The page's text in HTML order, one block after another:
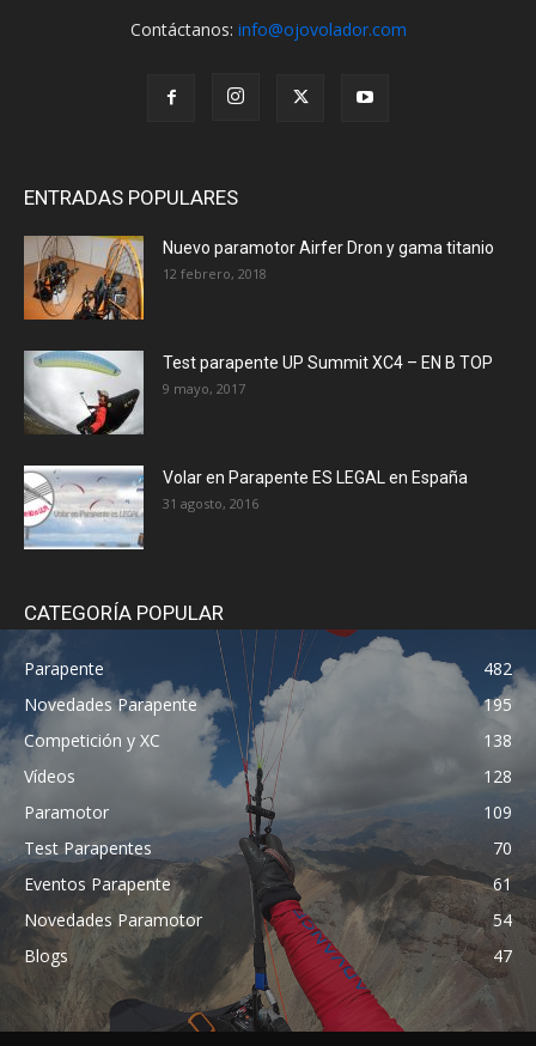
Contáctanos: info@ojovolador.com
ENTRADAS POPULARES
Nuevo paramotor Airfer Dron y gama titanio
12 febrero, 2018
Test parapente UP Summit XC4 – EN B TOP
9 mayo, 2017
Volar en Parapente ES LEGAL en España
31 agosto, 2016
CATEGORÍA POPULAR
Parapente
482
Novedades Parapente
195
Competición y XC
138
Vídeos
128
Paramotor
109
Test Parapentes
70
Eventos Parapente
61
Novedades Paramotor
54
Blogs
47